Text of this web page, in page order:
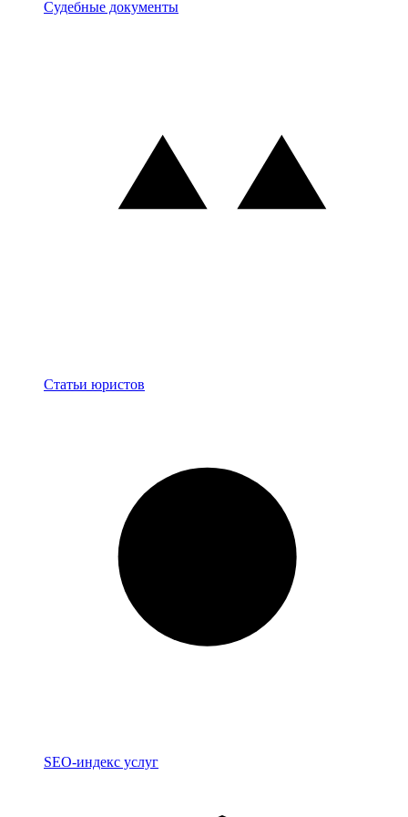
Документы
Судебные документы
Блог
Статьи юристов
Индекс
SEO-индекс услуг